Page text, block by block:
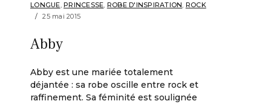
LONGUE, PRINCESSE, ROBE D'INSPIRATION, ROCK
25 mai 2015
Abby
Abby est une mariée totalement
déjantée : sa robe oscille entre rock et
raffinement. Sa féminité est soulignée